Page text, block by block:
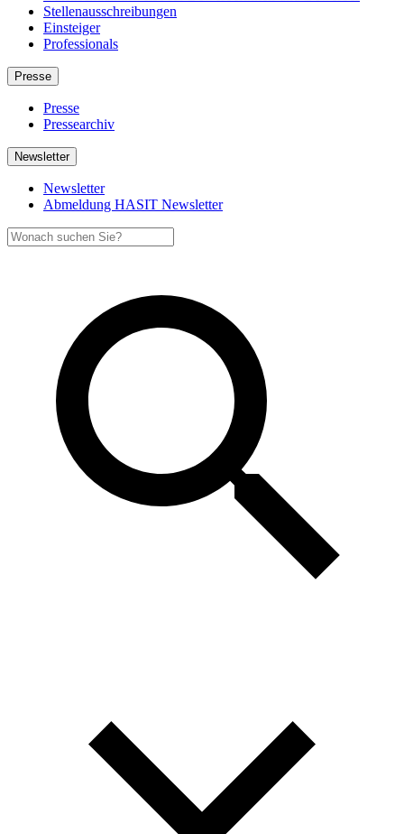
Stellenausschreibungen
Einsteiger
Professionals
Presse
Presse
Pressearchiv
Newsletter
Newsletter
Abmeldung HASIT Newsletter